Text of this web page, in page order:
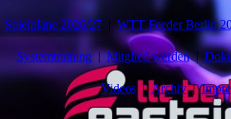
Spielpläne 2026/27 WTT Feeder Berlin
Systemtraining Mitglied werden
Videos Archiv